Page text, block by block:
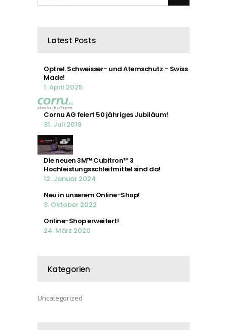
Latest Posts
Optrel. Schweisser- und Atemschutz – Swiss
Made!
1. April 2025
Cornu AG feiert 50 jähriges Jubiläum!
31. Juli 2019
Die neuen 3M™ Cubitron™ 3
Hochleistungsschleifmittel sind da!
12. Januar 2024
Neu in unserem Online-Shop!
3. Oktober 2022
Online-Shop erweitert!
24. März 2020
Kategorien
Uncategorized